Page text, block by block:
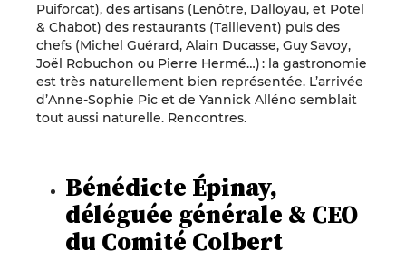
Puiforcat), des artisans (Lenôtre, Dalloyau, et Potel
& Chabot) des restaurants (Taillevent) puis des
chefs (Michel Guérard, Alain Ducasse, Guy Savoy,
Joël Robuchon ou Pierre Hermé…) : la gastronomie
est très naturellement bien représentée. L’arrivée
d’Anne-Sophie Pic et de Yannick Alléno semblait
tout aussi naturelle. Rencontres.
Bénédicte Épinay,
déléguée générale & CEO
du Comité Colbert